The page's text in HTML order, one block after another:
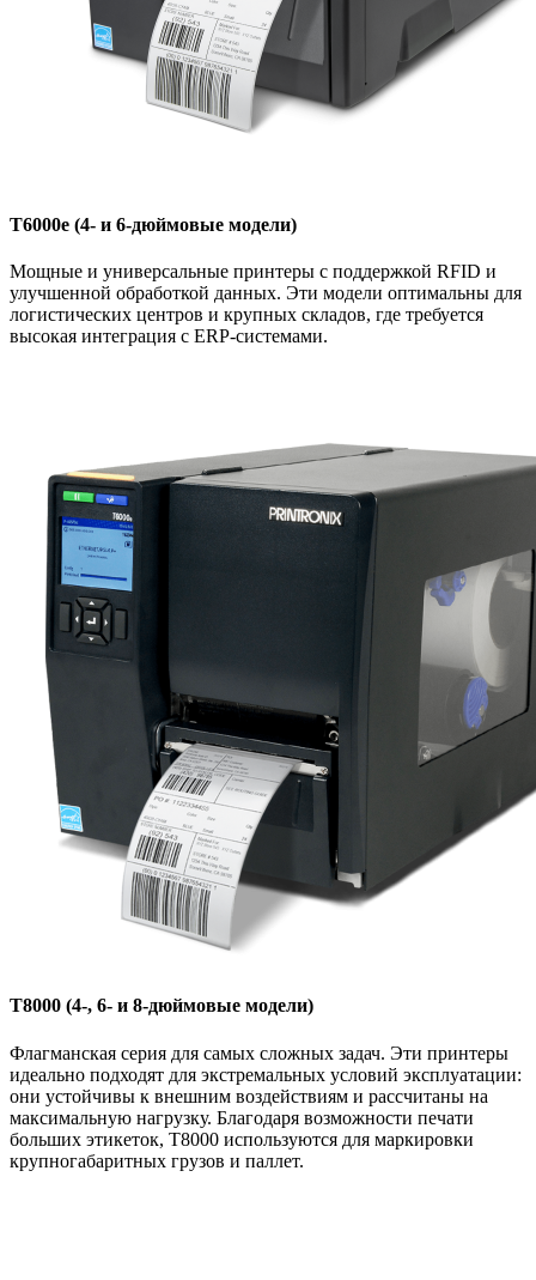
T6000e (4- и 6-дюймовые модели)
Мощные и универсальные принтеры с поддержкой RFID и
улучшенной обработкой данных. Эти модели оптимальны для
логистических центров и крупных складов, где требуется
высокая интеграция с ERP-системами.
T8000 (4-, 6- и 8-дюймовые модели)
Флагманская серия для самых сложных задач. Эти принтеры
идеально подходят для экстремальных условий эксплуатации:
они устойчивы к внешним воздействиям и рассчитаны на
максимальную нагрузку. Благодаря возможности печати
больших этикеток, T8000 используются для маркировки
крупногабаритных грузов и паллет.